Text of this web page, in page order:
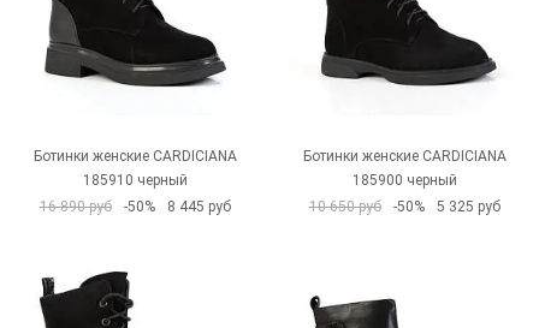
Ботинки женские CARDICIANA
185910 черный
16 890 руб
-50% 8 445 руб
Ботинки женские CARDICIANA
185900 черный
10 650 руб
-50% 5 325 руб